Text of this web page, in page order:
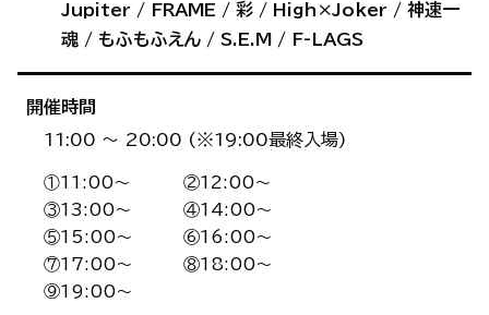
Jupiter / FRAME / 彩 / High×Joker / 神速一
魂 / もふもふえん / S.E.M / F-LAGS
開催時間
11:00 〜 20:00 (※19:00最終入場)
①11:00〜
②12:00〜
③13:00〜
④14:00〜
⑤15:00〜
⑥16:00〜
⑦17:00〜
⑧18:00〜
⑨19:00〜